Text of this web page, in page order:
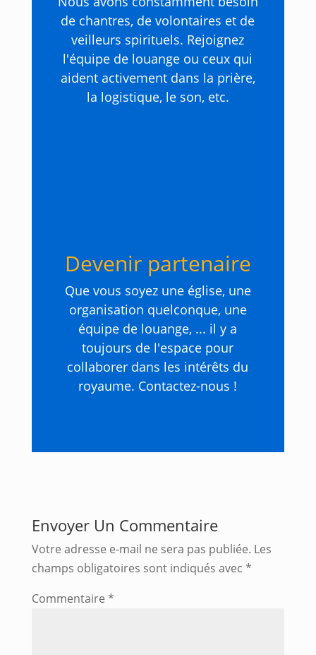
de chantres, de volontaires et de
veilleurs spirituels. Rejoignez
l'équipe de louange ou ceux qui
aident activement dans la prière,
la logistique, le son, etc.
Devenir partenaire
Que vous soyez une église, une
organisation quelconque, une
équipe de louange, ... il y a
toujours de l'espace pour
collaborer dans les intérêts du
royaume. Contactez-nous !
Envoyer Un Commentaire
Votre adresse e-mail ne sera pas publiée. Les
champs obligatoires sont indiqués avec *
Commentaire *